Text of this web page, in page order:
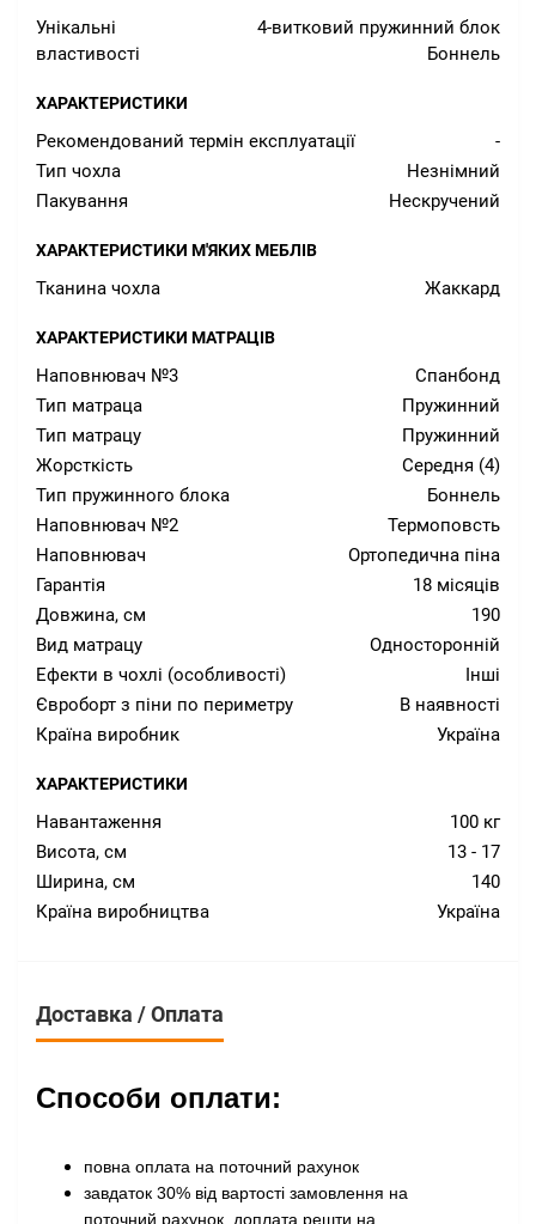
Унікальні
властивості
4-витковий пружинний блок
Боннель
ХАРАКТЕРИСТИКИ
Рекомендований термін експлуатації
-
Тип чохла
Незнімний
Пакування
Нескручений
ХАРАКТЕРИСТИКИ М'ЯКИХ МЕБЛІВ
Тканина чохла Жаккард
ХАРАКТЕРИСТИКИ МАТРАЦІВ
Наповнювач №3
Спанбонд
Тип матраца
Пружинний
Тип матрацу
Пружинний
Жорсткість
Середня (4)
Тип пружинного блока
Боннель
Наповнювач №2
Термоповсть
Наповнювач
Ортопедична піна
Гарантія
18 місяців
Довжина, см
190
Вид матрацу
Односторонній
Ефекти в чохлі (особливості)
Інші
Євроборт з піни по периметру
В наявності
Країна виробник
Україна
ХАРАКТЕРИСТИКИ
Навантаження
100 кг
Висота, см
13 - 17
Ширина, см
140
Країна виробництва
Україна
Доставка / Оплата
Способи оплати:
повна оплата на поточний рахунок
завдаток 30% від вартості замовлення на
поточний рахунок, доплата решти на